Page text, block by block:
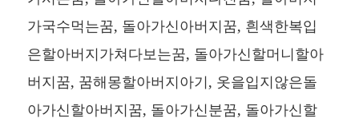
가국수먹는꿈, 돌아가신아버지꿈, 흰색한복입
은할아버지가쳐다보는꿈, 돌아가신할머니할아
버지꿈, 꿈해몽할아버지아기, 옷을입지않은돌
아가신할아버지꿈, 돌아가신분꿈, 돌아가신할